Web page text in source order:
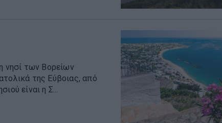
νησί των Βορείων
της Εύβοιας, από
είναι η Σ...